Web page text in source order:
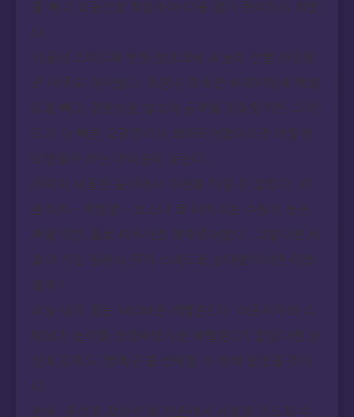
를 빼고 조동건을 투입하며 다음 경기 준비까지 하였
다.
서울의 스피드에 반한 팬으로써 오늘의 선발 라인업
은 너무도 아쉬웠다. 최용수 감독은 하프타임에 박희
도를 빼고 김현성을 넣으며 공격을 강화했지만 그 카
드가 더 빠른 고광민이나 최태욱이였더라면 어떻게
되었을까 하는 아쉬움이 남는다.
어차피 서울은 높이에서 수원을 이길 수 없었다. 라
돈치치 – 박현범 – 보스나 로 이어지는 수원의 높은
벽을 데얀 홀로 싸우기엔 역부족이였다. 그렇다면 서
울이 가진 원래의 무기 스피드로 상대했더라면 어땠
을까?
오늘 내가 꼽는 MOM은 에벨톤C다. 라돈치치와 스
테보가 높이를 선점하였지만 에벨톤C가 없었다면 윤
성효 감독도 ‘뻥축구’를 선택할 수 밖에 없었을 것이
다.
완승. 윤성효 감독이 왜 언론에서 서울을 건드릴 수